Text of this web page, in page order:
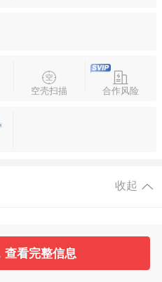
空壳扫描 合作风险
收起
主要人员
查看完整信息